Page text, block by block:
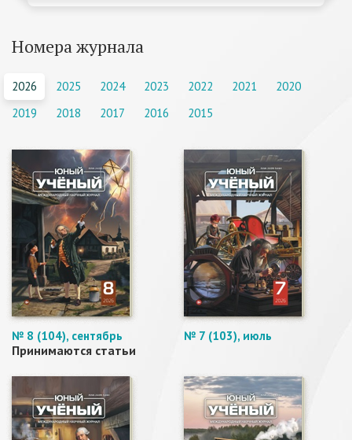
Номера журнала
2026 2025 2024 2023 2022 2021
2020
2019
2018 2017 2016 2015
№ 8 (104), сентябрь
Принимаются статьи
№ 7 (103), июль